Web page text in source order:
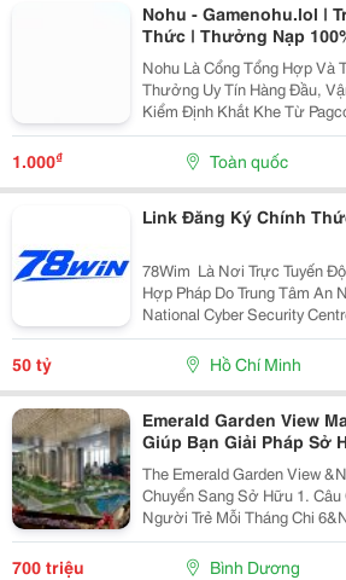
Nohu - Gamenohu.lol |
Thức | Thưởng Nạp
Nohu Là Cổng Tổng Hợp Và
Thưởng Uy Tín Hàng Đầu,
Kiểm Định Khắt Khe Từ
Curacao Egaming. Tích Hợp
Geotrust Giao Thức Ssl 256-
Gamenohu.lol...
1.000₫ Toàn quốc
Link Đăng Ký Chính
78Wim ⁠ Là Nơi Trực Tuyến
Hợp Pháp Do Trung Tâm An
National Cyber Security
Cagayan,Và Pagcor Cấp
Định Sân Chơi Này An Toàn
10 Triệu...
50 tỷ Hồ Chí Minh
Emerald Garden View
Giúp Bạn Giải Pháp Sở
The Emerald Garden View
Chuyển Sang Sở Hữu 1. Câu
Người Trẻ Mỗi Tháng Chi
Nhưng Tài Sản Vẫn Là Con
Mang Đến Giải Pháp Giúp
700 triệu Bình Dương